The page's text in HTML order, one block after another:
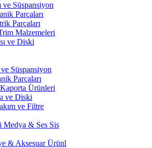
ve Süspansiyon
Parçaları
Parçaları
Malzemeleri
ve Diski
Süspansiyon
Parçaları
Ürünleri
ve Diski
ve Filtre
& Ses Sis
& Aksesuar Ürünl